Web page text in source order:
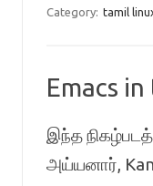
Category: tamil
Emacs
இந்த
அய்யனார்,